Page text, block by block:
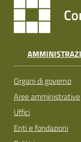
Organi di governo
Aree amministrative
Uffici
Enti e fondazioni